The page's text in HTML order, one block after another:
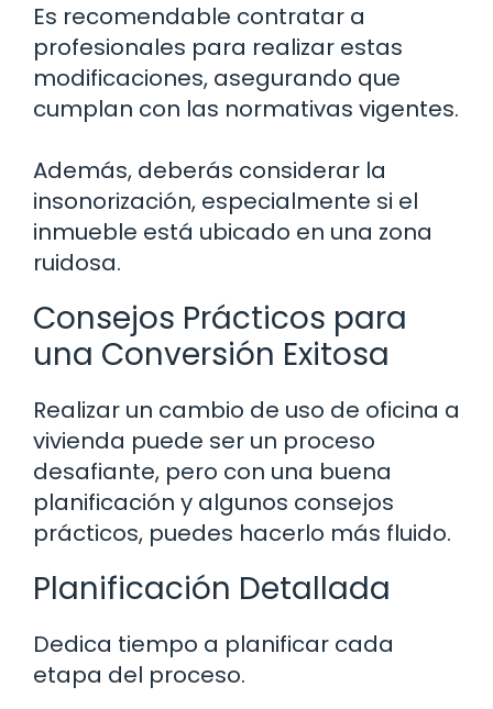
Es recomendable contratar a
profesionales para realizar estas
modificaciones, asegurando que
cumplan con las normativas vigentes.
Además, deberás considerar la
insonorización, especialmente si el
inmueble está ubicado en una zona
ruidosa.
Consejos Prácticos para
una Conversión Exitosa
Realizar un cambio de uso de oficina a
vivienda puede ser un proceso
desafiante, pero con una buena
planificación y algunos consejos
prácticos, puedes hacerlo más fluido.
Planificación Detallada
Dedica tiempo a planificar cada
etapa del proceso.